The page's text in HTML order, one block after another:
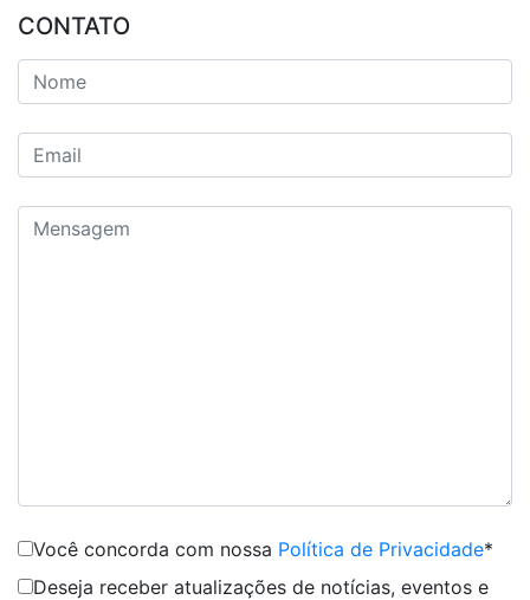
CONTATO
Você concorda com nossa Política de Privacidade*
Deseja receber atualizações de notícias, eventos e